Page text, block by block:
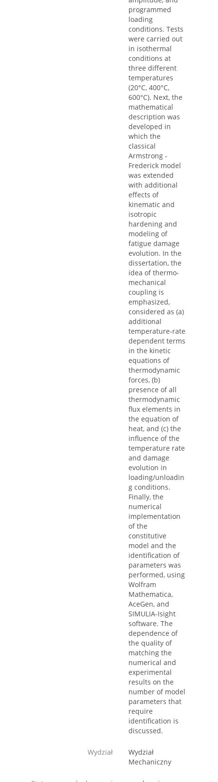
programmed
loading
conditions. Tests
were carried out
in isothermal
conditions at
three different
temperatures
(20°C, 400°C,
600°C). Next, the
mathematical
description was
developed in
which the
classical
Armstrong -
Frederick model
was extended
with additional
effects of
kinematic and
isotropic
hardening and
modeling of
fatigue damage
evolution. In the
dissertation, the
idea of thermo-
mechanical
coupling is
emphasized,
considered as (a)
additional
temperature-rate
dependent terms
in the kinetic
equations of
thermodynamic
forces, (b)
presence of all
thermodynamic
flux elements in
the equation of
heat, and (c) the
influence of the
temperature rate
and damage
evolution in
loading/unloadin
g conditions.
Finally, the
numerical
implementation
of the
constitutive
model and the
identification of
parameters was
performed, using
Wolfram
Mathematica,
AceGen, and
SIMULIA-Isight
software. The
dependence of
the quality of
matching the
numerical and
experimental
results on the
number of model
parameters that
require
identification is
discussed.
Wydział
Wydział
Mechaniczny